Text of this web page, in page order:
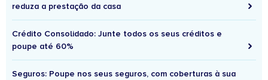
reduza a prestação da casa
Crédito Consolidado: Junte todos os seus créditos e
poupe até 60%
Seguros: Poupe nos seus seguros, com coberturas à sua